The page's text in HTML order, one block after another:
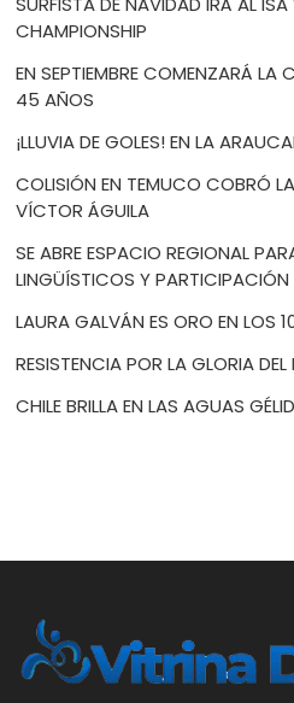
CHAMPIONSHIP
EN SEPTIEMBRE COMENZARÁ LA
45 AÑOS
¡LLUVIA DE GOLES! EN LA
COLISIÓN EN TEMUCO COBRÓ
VÍCTOR ÁGUILA
SE ABRE ESPACIO REGIONAL
LINGÜÍSTICOS Y
LAURA GALVÁN ES ORO EN LOS
RESISTENCIA POR LA GLORIA
CHILE BRILLA EN LAS AGUAS